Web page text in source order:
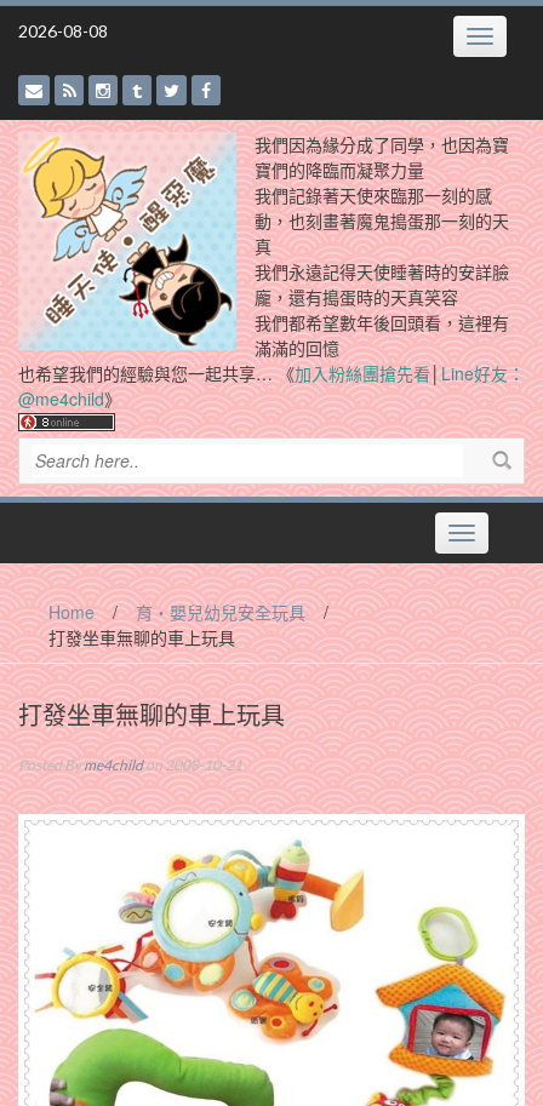
Skip
2026-08-08 Toggle
我們因為緣分成了同學，也因為寶
寶們的降臨而凝聚力量
我們記錄著天使來臨那一刻的感
動，也刻畫著魔鬼搗蛋那一刻的天
真
我們永遠記得天使睡著時的安詳臉
龐，還有搗蛋時的天真笑容
我們都希望數年後回頭看，這裡有
滿滿的回憶
也希望我們的經驗與您一起共享… 《加入粉絲團搶先看│Line好友：
@me4child》
Toggle
navigation
Home / 育‧嬰兒幼兒安全玩具
/
打發坐車無聊的車上玩具
打發坐車無聊的車上玩具
Posted Byme4childon 2008-10-21